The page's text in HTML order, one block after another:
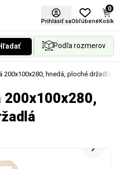
Prihlásiť saObľúbené
0
Košík
Podľa rozmerov
200x100x280, hnedá, ploché držadlá
200x100x280,